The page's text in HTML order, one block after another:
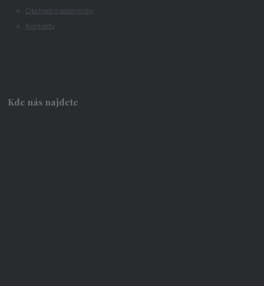
Obchodní podmínky
Kontakty
Kde nás najdete